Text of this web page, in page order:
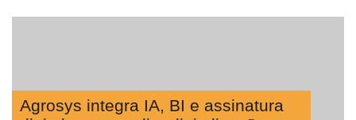
Mercado
Agrosys integra IA, BI e assinatura